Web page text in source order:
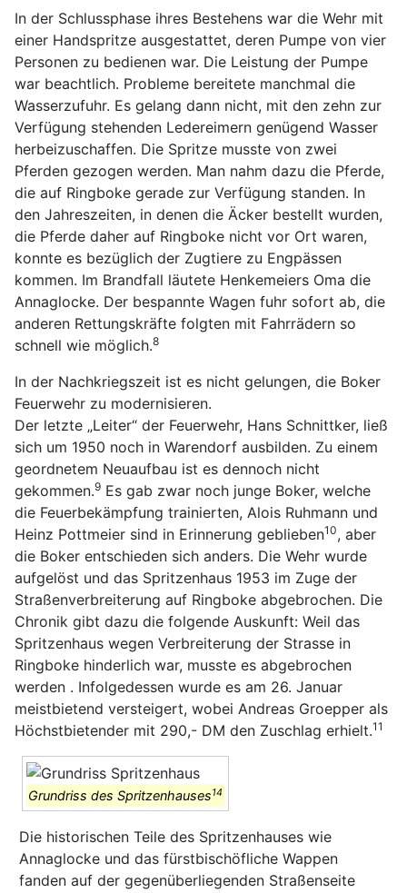
In der Schlussphase ihres Bestehens war die Wehr mit
einer Handspritze ausgestattet, deren Pumpe von vier
Personen zu bedienen war. Die Leistung der Pumpe
war beachtlich. Probleme bereitete manchmal die
Wasserzufuhr. Es gelang dann nicht, mit den zehn zur
Verfügung stehenden Ledereimern genügend Wasser
herbeizuschaffen. Die Spritze musste von zwei
Pferden gezogen werden. Man nahm dazu die Pferde,
die auf Ringboke gerade zur Verfügung standen. In
den Jahreszeiten, in denen die Äcker bestellt wurden,
die Pferde daher auf Ringboke nicht vor Ort waren,
konnte es bezüglich der Zugtiere zu Engpässen
kommen. Im Brandfall läutete Henkemeiers Oma die
Annaglocke. Der bespannte Wagen fuhr sofort ab, die
anderen Rettungskräfte folgten mit Fahrrädern so
schnell wie möglich.8
In der Nachkriegszeit ist es nicht gelungen, die Boker
Feuerwehr zu modernisieren.
Der letzte „Leiter“ der Feuerwehr, Hans Schnittker, ließ
sich um 1950 noch in Warendorf ausbilden. Zu einem
geordnetem Neuaufbau ist es dennoch nicht
gekommen.9 Es gab zwar noch junge Boker, welche
die Feuerbekämpfung trainierten, Alois Ruhmann und
Heinz Pottmeier sind in Erinnerung geblieben10, aber
die Boker entschieden sich anders. Die Wehr wurde
aufgelöst und das Spritzenhaus 1953 im Zuge der
Straßenverbreiterung auf Ringboke abgebrochen. Die
Chronik gibt dazu die folgende Auskunft: Weil das
Spritzenhaus wegen Verbreiterung der Strasse in
Ringboke hinderlich war, musste es abgebrochen
werden . Infolgedessen wurde es am 26. Januar
meistbietend versteigert, wobei Andreas Groepper als
Höchstbietender mit 290,- DM den Zuschlag erhielt.11
Grundriss des Spritzenhauses14
Die historischen Teile des Spritzenhauses wie
Annaglocke und das fürstbischöfliche Wappen
fanden auf der gegenüberliegenden Straßenseite